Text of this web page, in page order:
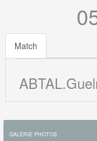
Match
GALERIE PHOTOS